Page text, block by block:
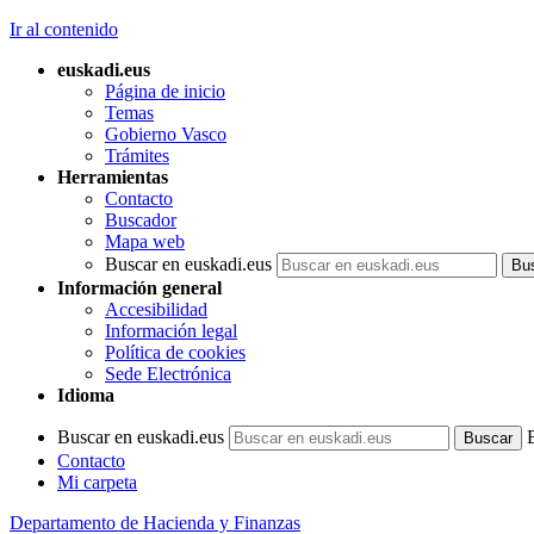
Ir al contenido
euskadi.eus
Página de inicio
Temas
Gobierno Vasco
Trámites
Herramientas
Contacto
Buscador
Mapa web
Buscar en euskadi.eus
Información general
Accesibilidad
Información legal
Política de cookies
Sede Electrónica
Idioma
Buscar en euskadi.eus
Contacto
Mi carpeta
Departamento de Hacienda y Finanzas